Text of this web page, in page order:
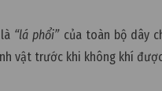
“lá phổi”của toàn bộ dây
vật trước khi không khí